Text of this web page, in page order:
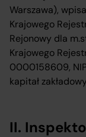
Warszawa),
Krajowego
Rejonowy dla
Krajowego
0000158609,
kapitał
II.